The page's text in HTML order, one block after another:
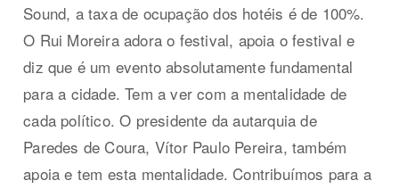
Sound, a taxa de ocupação dos hotéis é de 100%.
O Rui Moreira adora o festival, apoia o festival e
diz que é um evento absolutamente fundamental
para a cidade. Tem a ver com a mentalidade de
cada político. O presidente da autarquia de
Paredes de Coura, Vítor Paulo Pereira, também
apoia e tem esta mentalidade. Contribuímos para a